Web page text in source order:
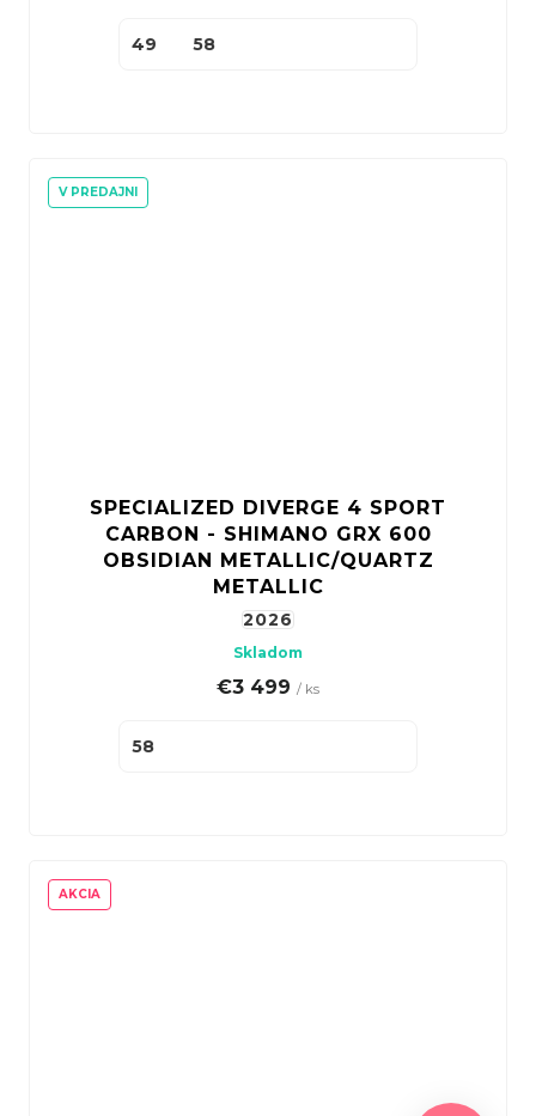
49 58
V PREDAJNI
SPECIALIZED DIVERGE 4 SPORT
CARBON - SHIMANO GRX 600
OBSIDIAN METALLIC/QUARTZ
METALLIC
2026
Skladom
€3 499 / ks
58
AKCIA